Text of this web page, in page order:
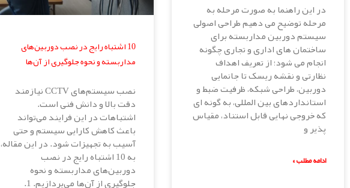
در این راهنما به صورت مرحله به
مرحله توضیح می دهیم طراحی اصولی
سیستم دوربین مداربسته برای
ساختمان های اداری و تجاری چگونه
انجام می شود؛ از تعریف اهداف
نظارتی و نقشه ریسک تا جانمایی
دوربین، طراحی شبکه، ظرفیت ضبط و
استانداردهای بین المللی، به گونه ای
که خروجی نهایی قابل استناد، مقیاس
پذیر و
ادامه مطلب »
10 اشتباه رایج در نصب دوربین‌های
مداربسته و نحوه جلوگیری از آن‌ها
نصب سیستم‌های CCTV نیازمند
دقت بالا و دانش فنی است.
اشتباهات در این فرایند می‌تواند
باعث کاهش کارایی سیستم و حتی
آسیب به تجهیزات شود. در این مقاله،
به 10 اشتباه رایج در نصب
دوربین‌های مداربسته و نحوه
جلوگیری از آن‌ها می‌پردازیم. 1.